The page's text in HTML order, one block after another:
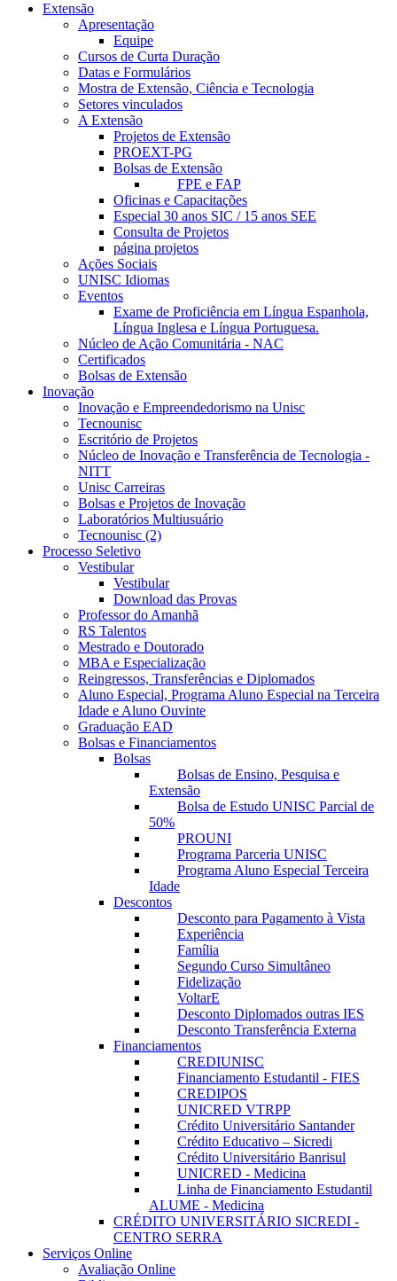
Extensão
Apresentação
Equipe
Cursos de Curta Duração
Datas e Formulários
Mostra de Extensão, Ciência e Tecnologia
Setores vinculados
A Extensão
Projetos de Extensão
PROEXT-PG
Bolsas de Extensão
FPE e FAP
Oficinas e Capacitações
Especial 30 anos SIC / 15 anos SEE
Consulta de Projetos
página projetos
Ações Sociais
UNISC Idiomas
Eventos
Exame de Proficiência em Língua Espanhola,
Língua Inglesa e Língua Portuguesa.
Núcleo de Ação Comunitária - NAC
Certificados
Bolsas de Extensão
Inovação
Inovação e Empreendedorismo na Unisc
Tecnounisc
Escritório de Projetos
Núcleo de Inovação e Transferência de Tecnologia -
NITT
Unisc Carreiras
Bolsas e Projetos de Inovação
Laboratórios Multiusuário
Tecnounisc (2)
Processo Seletivo
Vestibular
Vestibular
Download das Provas
Professor do Amanhã
RS Talentos
Mestrado e Doutorado
MBA e Especialização
Reingressos, Transferências e Diplomados
Aluno Especial, Programa Aluno Especial na Terceira
Idade e Aluno Ouvinte
Graduação EAD
Bolsas e Financiamentos
Bolsas
Bolsas de Ensino, Pesquisa e
Extensão
Bolsa de Estudo UNISC Parcial de
50%
PROUNI
Programa Parceria UNISC
Programa Aluno Especial Terceira
Idade
Descontos
Desconto para Pagamento à Vista
Experiência
Família
Segundo Curso Simultâneo
Fidelização
VoltarE
Desconto Diplomados outras IES
Desconto Transferência Externa
Financiamentos
CREDIUNISC
Financiamento Estudantil - FIES
CREDIPOS
UNICRED VTRPP
Crédito Universitário Santander
Crédito Educativo – Sicredi
Crédito Universitário Banrisul
UNICRED - Medicina
Linha de Financiamento Estudantil
ALUME - Medicina
CRÉDITO UNIVERSITÁRIO SICREDI -
CENTRO SERRA
Serviços Online
Avaliação Online